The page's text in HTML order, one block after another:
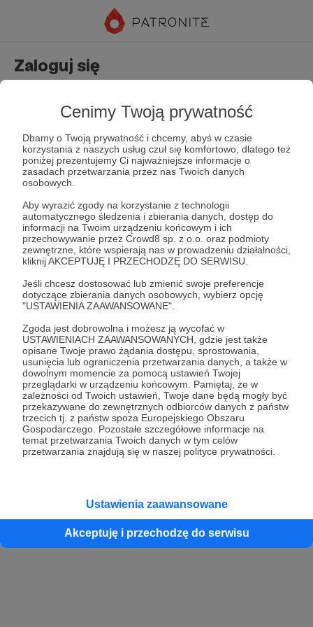
Cenimy Twoją prywatność
Dbamy o Twoją prywatność i chcemy, abyś w czasie
korzystania z naszych usług czuł się komfortowo, dlatego też
poniżej prezentujemy Ci najważniejsze informacje o
zasadach przetwarzania przez nas Twoich danych
osobowych.
Aby wyrazić zgody na korzystanie z technologii
automatycznego śledzenia i zbierania danych, dostęp do
informacji na Twoim urządzeniu końcowym i ich
przechowywanie przez Crowd8 sp. z o.o. oraz podmioty
zewnętrzne, które wspierają nas w prowadzeniu działalności,
kliknij AKCEPTUJĘ I PRZECHODZĘ DO SERWISU.
Jeśli chcesz dostosować lub zmienić swoje preferencje
dotyczące zbierania danych osobowych, wybierz opcję
"USTAWIENIA ZAAWANSOWANE".
Zgoda jest dobrowolna i możesz ją wycofać w
USTAWIENIACH ZAAWANSOWANYCH, gdzie jest także
opisane Twoje prawo żądania dostępu, sprostowania,
usunięcia lub ograniczenia przetwarzania danych, a także w
dowolnym momencie za pomocą ustawień Twojej
przeglądarki w urządzeniu końcowym. Pamiętaj, że w
zależności od Twoich ustawień, Twoje dane będą mogły być
przekazywane do zewnętrznych odbiorców danych z państw
trzecich tj. z państw spoza Europejskiego Obszaru
Gospodarczego. Pozostałe szczegółowe informacje na
temat przetwarzania Twoich danych w tym celów
przetwarzania znajdują się w naszej polityce prywatności.
Ustawienia zaawansowane
Akceptuję i przechodzę do serwisu
Zaloguj się
Zapamiętaj mnie Zapomniałeś hasła?
Zaloguj
lub
Kontynuuj z Google
Kontynuuj z Facebook
Kontynuuj z Apple
konta przez osobę niepełnoletnią” dostępny w regulaminie Patronite.pl